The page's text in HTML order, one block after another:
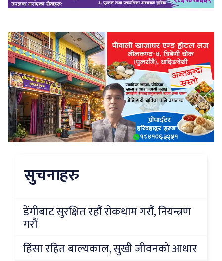
सुचनाहरु
डेंगीबाट सुरक्षित रहौं रोकथाम गरौं, नियन्त्रण
गरौं
हिंसा रहित बाल्यकाल, सुखी जीवनको आधार